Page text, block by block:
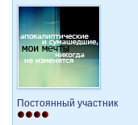
Постоянный участник